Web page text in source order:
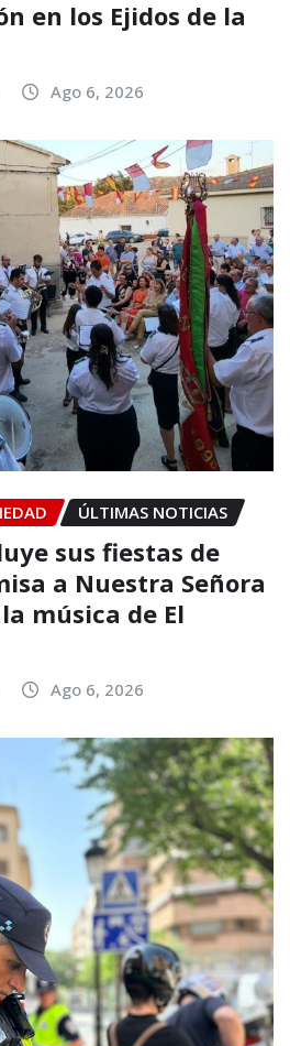
en los Ejidos de la
Ago 6, 2026
ÚLTIMAS NOTICIAS
sus fiestas de
a Nuestra Señora
música de El
Ago 6, 2026